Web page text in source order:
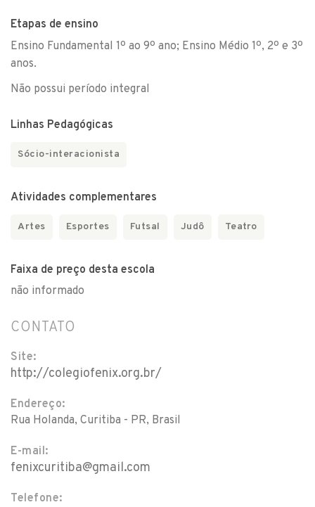
Etapas de ensino
Ensino Fundamental 1º ao 9º ano; Ensino Médio 1º, 2º e 3º
anos.
Não possui período integral
Linhas Pedagógicas
Sócio-interacionista
Atividades complementares
Artes Esportes Futsal Judô Teatro
Faixa de preço desta escola
não informado
CONTATO
Site:
http://colegiofenix.org.br/
Endereço:
Rua Holanda, Curitiba - PR, Brasil
E-mail:
fenixcuritiba@gmail.com
Telefone: